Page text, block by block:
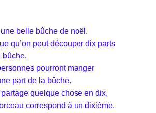
belle bûche de noël.
qu’on peut découper dix parts
bûche.
pourront manger
part de la bûche.
quelque chose en dix,
correspond à un dixième.